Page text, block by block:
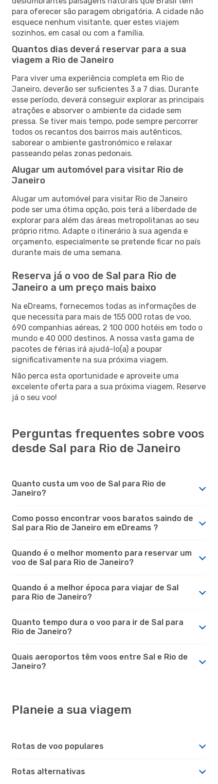
para oferecer são paragem obrigatória. A cidade não
esquece nenhum visitante, quer estes viajem
sozinhos, em casal ou com a família.
Quantos dias deverá reservar para a sua
viagem a Rio de Janeiro
Para viver uma experiência completa em Rio de
Janeiro, deverão ser suficientes 3 a 7 dias. Durante
esse período, deverá conseguir explorar as principais
atrações e absorver o ambiente da cidade sem
pressa. Se tiver mais tempo, pode sempre percorrer
todos os recantos dos bairros mais autênticos,
saborear o ambiente gastronómico e relaxar
passeando pelas zonas pedonais.
Alugar um automóvel para visitar Rio de
Janeiro
Alugar um automóvel para visitar Rio de Janeiro
pode ser uma ótima opção, pois terá a liberdade de
explorar para além das áreas metropolitanas ao seu
próprio ritmo. Adapte o itinerário à sua agenda e
orçamento, especialmente se pretende ficar no país
durante mais de uma semana.
Reserva já o voo de Sal para Rio de
Janeiro a um preço mais baixo
Na eDreams, fornecemos todas as informações de
que necessita para mais de 155 000 rotas de voo,
690 companhias aéreas, 2 100 000 hotéis em todo o
mundo e 40 000 destinos. A nossa vasta gama de
pacotes de férias irá ajudá-lo(a) a poupar
significativamente na sua próxima viagem.
Não perca esta oportunidade e aproveite uma
excelente oferta para a sua próxima viagem. Reserve
já o seu voo!
Perguntas frequentes sobre voos
desde Sal para Rio de Janeiro
Quanto custa um voo de Sal para Rio de
Janeiro?
Como posso encontrar voos baratos saindo de
Sal para Rio de Janeiro em eDreams ?
Quando é o melhor momento para reservar um
voo de Sal para Rio de Janeiro?
Quando é a melhor época para viajar de Sal
para Rio de Janeiro?
Quanto tempo dura o voo para ir de Sal para
Rio de Janeiro?
Quais aeroportos têm voos entre Sal e Rio de
Janeiro?
Planeie a sua viagem
Rotas de voo populares
Rotas alternativas